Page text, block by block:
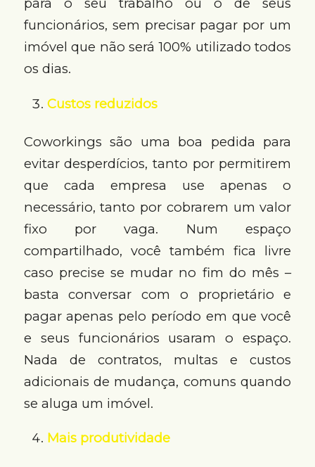
funcionários, sem precisar pagar por um
imóvel que não será 100% utilizado todos
os dias.
Custos reduzidos
Coworkings são uma boa pedida para
evitar desperdícios, tanto por permitirem
que cada empresa use apenas o
necessário, tanto por cobrarem um valor
fixo por vaga. Num espaço
compartilhado, você também fica livre
caso precise se mudar no fim do mês –
basta conversar com o proprietário e
pagar apenas pelo período em que você
e seus funcionários usaram o espaço.
Nada de contratos, multas e custos
adicionais de mudança, comuns quando
se aluga um imóvel.
Mais produtividade